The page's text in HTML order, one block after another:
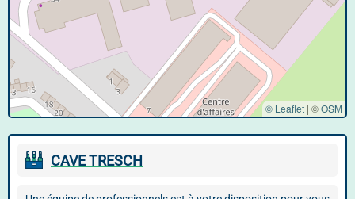
© Leaflet | ©OSM
CAVE TRESCH